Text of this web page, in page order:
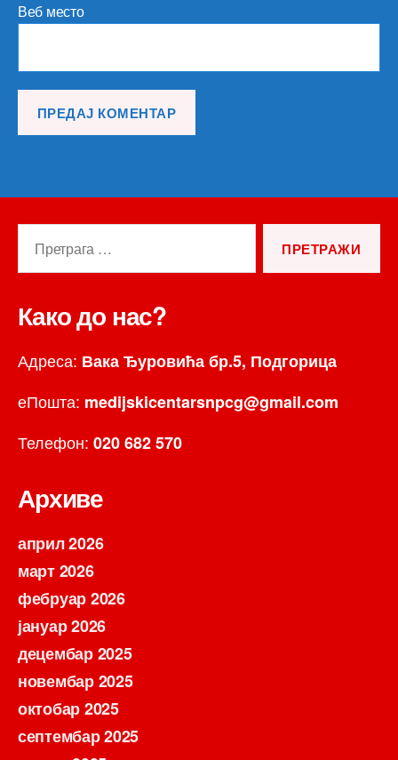
Веб место
Како до нас?
Адреса: Вака Ђуровића бр.5, Подгорица
еПошта: medijskicentarsnpcg@gmail.com
Телефон: 020 682 570
Архиве
април 2026
март 2026
фебруар 2026
јануар 2026
децембар 2025
новембар 2025
октобар 2025
септембар 2025